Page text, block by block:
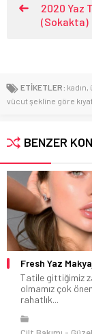
2020 Yaz
(Sokakta)
ETİKETLER: kadın
vücut şekline göre
BENZER
Fresh Yaz
Tatile gittiğimiz
olmamız çok
rahatlık...